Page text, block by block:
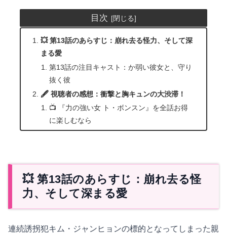
目次
💥 第13話のあらすじ：崩れ去る怪力、そして深
まる愛
第13話の注目キャスト：か弱い彼女と、守り
抜く彼
🖋️ 視聴者の感想：衝撃と胸キュンの大渋滞！
📺 『力の強い女 ト・ボンスン』を全話お得
に楽しむなら
💥 第13話のあらすじ：崩れ去る怪
力、そして深まる愛
連続誘拐犯キム・ジャンヒョンの標的となってしまった親